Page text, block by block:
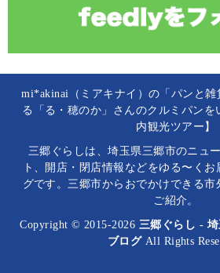
mi*akinai（ミアキナイ）の「パンと
る「る・穂のか」さんのクルミパンを
内観光ツアー】
三郷ぐらしは、埼玉県三郷市のニュ
ト、開店・閉店情報などをゆる〜く
グです。三郷市からおでかけできる市
ご紹介。
Copyright © 2015-2026 三郷ぐらし -
ブログAll Rights